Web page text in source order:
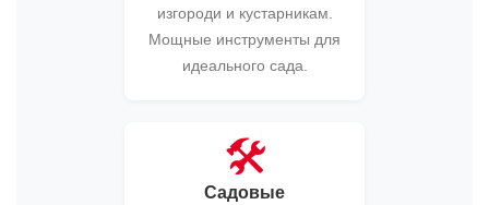
изгороди и кустарникам.
Мощные инструменты для
идеального сада.
🛠️
Садовые